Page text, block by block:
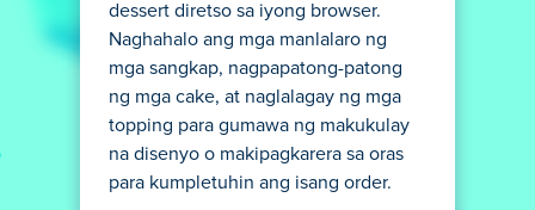
dessert diretso sa iyong browser.
Naghahalo ang mga manlalaro ng
mga sangkap, nagpapatong-patong
ng mga cake, at naglalagay ng mga
topping para gumawa ng makukulay
na disenyo o makipagkarera sa oras
para kumpletuhin ang isang order.